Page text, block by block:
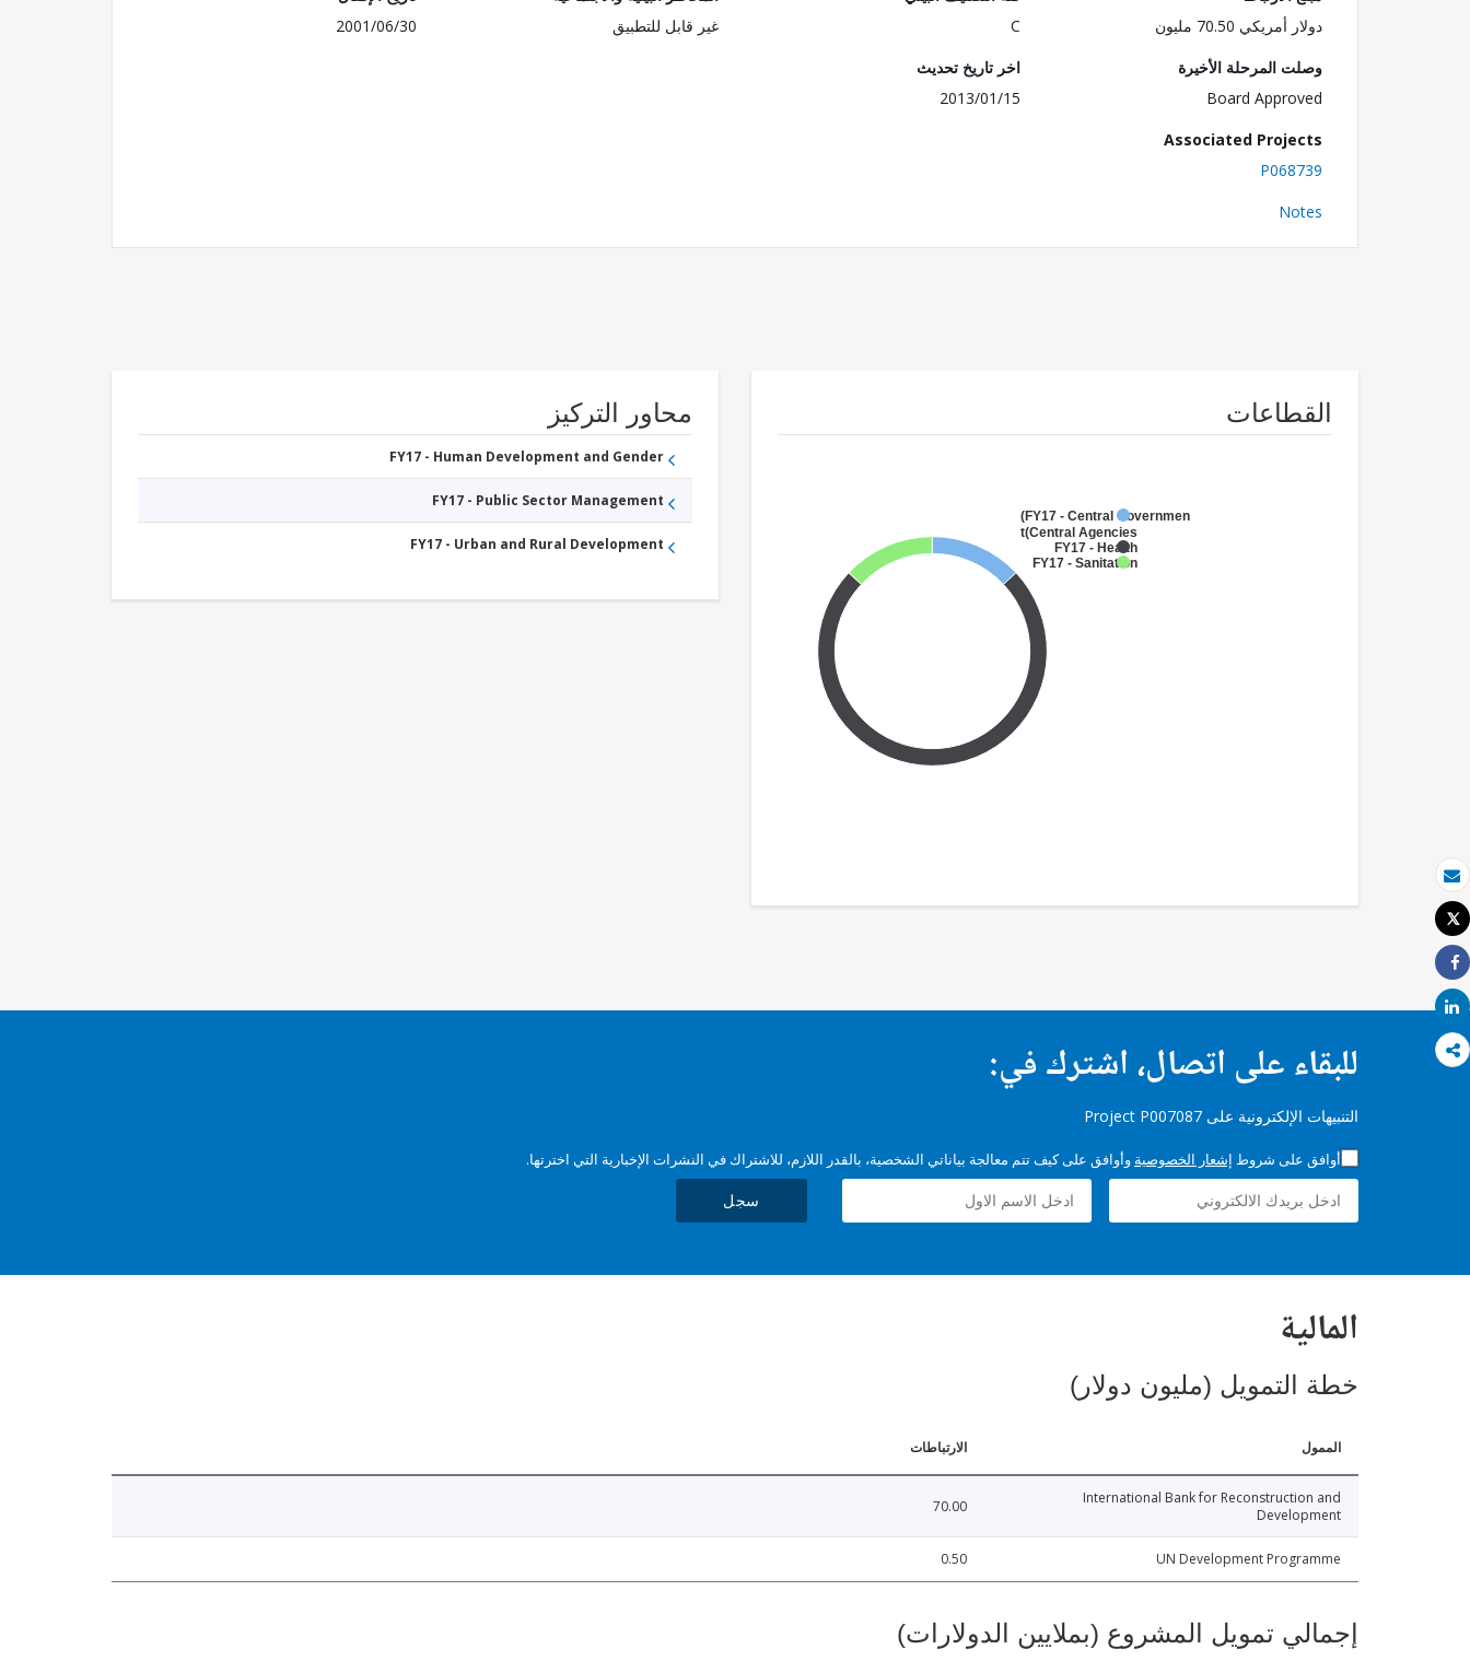
بريد الكتروني
طباعة
Tweet
Share
Share
دولار أمريكي 70.50 مليون
C
غير قابل للتطبيق
2001/06/30
وصلت المرحلة الأخيرة
Board Approved
اخر تاريخ تحديث
2013/01/15
Associated Projects
P068739
Notes
القطاعات
FY17 - Central Government
(Central Agencies
)
FY17 - Health
FY17 - Sanitation
محاور التركيز
FY17 - Human Development and Gender
FY17 - Public Sector Management
FY17 - Urban and Rural Development
للبقاء على اتصال، اشترك في:
التنبيهات الإلكترونية على Project P007087
أوافق على شروط إشعار الخصوصية وأوافق على كيف تتم معالجة بياناتي الشخصية، بالقدر اللازم، للاشتراك في النشرات الإخبارية التي اخترتها.
سجل
المالية
خطة التمويل (مليون دولار)
الممول الارتباطات
International Bank for Reconstruction and
Development
70.00
UN Development Programme
0.50
إجمالي تمويل المشروع (بملايين الدولارات)